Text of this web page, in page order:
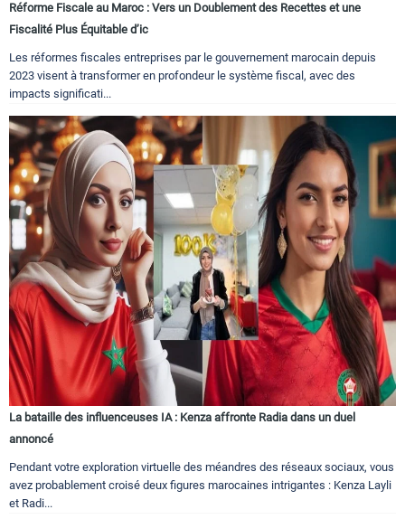
Réforme Fiscale au Maroc : Vers un Doublement des Recettes et une
Fiscalité Plus Équitable d’ic
Les réformes fiscales entreprises par le gouvernement marocain depuis
2023 visent à transformer en profondeur le système fiscal, avec des
impacts significati...
La bataille des influenceuses IA : Kenza affronte Radia dans un duel
annoncé
Pendant votre exploration virtuelle des méandres des réseaux sociaux, vous
avez probablement croisé deux figures marocaines intrigantes : Kenza Layli
et Radi...